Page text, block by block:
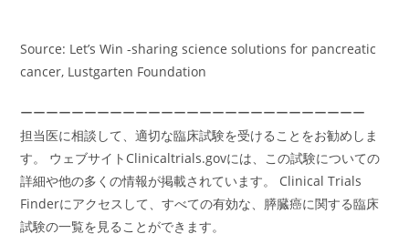
Source: Let’s Win -sharing science solutions for pancreatic
cancer, Lustgarten Foundation
ーーーーーーーーーーーーーーーーーーーーーーーーーーー
担当医に相談して、適切な臨床試験を受けることをお勧めしま
す。 ウェブサイトClinicaltrials.govには、この試験についての
詳細や他の多くの情報が掲載されています。 Clinical Trials
Finderにアクセスして、すべての有効な、膵臓癌に関する臨床
試験の一覧を見ることができます。